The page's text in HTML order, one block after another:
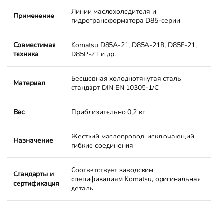
Применение
Линии маслохолодителя и
гидротрансформатора D85-серии
Совместимая
техника
Komatsu D85A-21, D85A-21B, D85E-21,
D85P-21 и др.
Материал
Бесшовная холоднотянутая сталь,
стандарт DIN EN 10305-1/C
Вес Приблизительно 0,2 кг
Назначение
Жесткий маслопровод, исключающий
гибкие соединения
Стандарты и
сертификация
Соответствует заводским
спецификациям Komatsu, оригинальная
деталь